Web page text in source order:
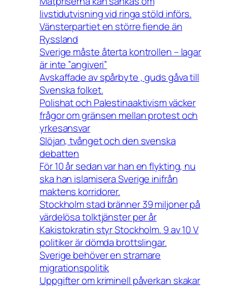
livstidutvisning vid ringa stöld införs.
Vänsterpartiet en större fiende än
Ryssland
Sverige måste återta kontrollen – lagar
är inte ”angiveri”
Avskaffade av spårbyte , guds gåva till
Svenska folket.
Polishat och Palestinaaktivism väcker
frågor om gränsen mellan protest och
yrkesansvar
Slöjan, tvånget och den svenska
debatten
För 10 år sedan var han en flykting, nu
ska han islamisera Sverige inifrån
maktens korridorer.
Stockholm stad bränner 39 miljoner på
värdelösa tolktjänster per år
Kakistokratin styr Stockholm. 9 av 10 V
politiker är dömda brottslingar.
Sverige behöver en stramare
migrationspolitik
Uppgifter om kriminell påverkan skakar